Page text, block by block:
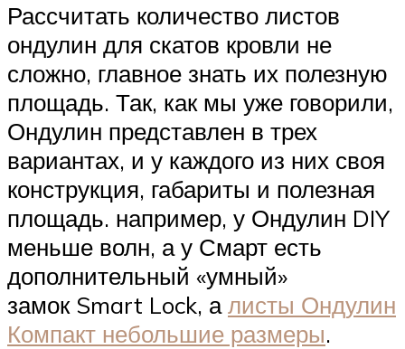
Рассчитать количество листов
ондулин для скатов кровли не
сложно, главное знать их полезную
площадь. Так, как мы уже говорили,
Ондулин представлен в трех
вариантах, и у каждого из них своя
конструкция, габариты и полезная
площадь. например, у Ондулин DIY
меньше волн, а у Смарт есть
дополнительный «умный»
замок Smart Lock, алисты Ондулин
Компакт небольшие размеры.